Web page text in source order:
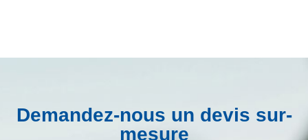
Demandez-nous un devis sur-
mesure